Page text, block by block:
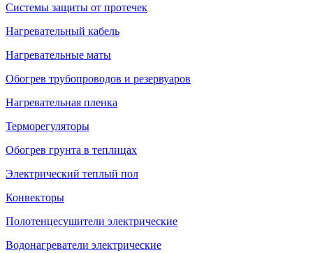
Системы защиты от протечек
Нагревательный кабель
Нагревательные маты
Обогрев трубопроводов и резервуаров
Нагревательная пленка
Терморегуляторы
Обогрев грунта в теплицах
Электрический теплый пол
Конвекторы
Полотенцесушители электрические
Водонагреватели электрические